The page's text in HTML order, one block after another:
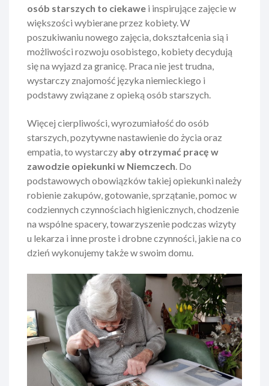
osób starszych to ciekawe i inspirujące zajęcie w
większości wybierane przez kobiety. W
poszukiwaniu nowego zajęcia, dokształcenia sią i
możliwości rozwoju osobistego, kobiety decydują
się na wyjazd za granicę. Praca nie jest trudna,
wystarczy znajomość języka niemieckiego i
podstawy związane z opieką osób starszych.
Więcej cierpliwości, wyrozumiałość do osób
starszych, pozytywne nastawienie do życia oraz
empatia, to wystarczy aby otrzymać pracę w
zawodzie opiekunki w Niemczech . Do
podstawowych obowiązków takiej opiekunki należy
robienie zakupów, gotowanie, sprzątanie, pomoc w
codziennych czynnościach higienicznych, chodzenie
na wspólne spacery, towarzyszenie podczas wizyty
u lekarza i inne proste i drobne czynności, jakie na co
dzień wykonujemy także w swoim domu.